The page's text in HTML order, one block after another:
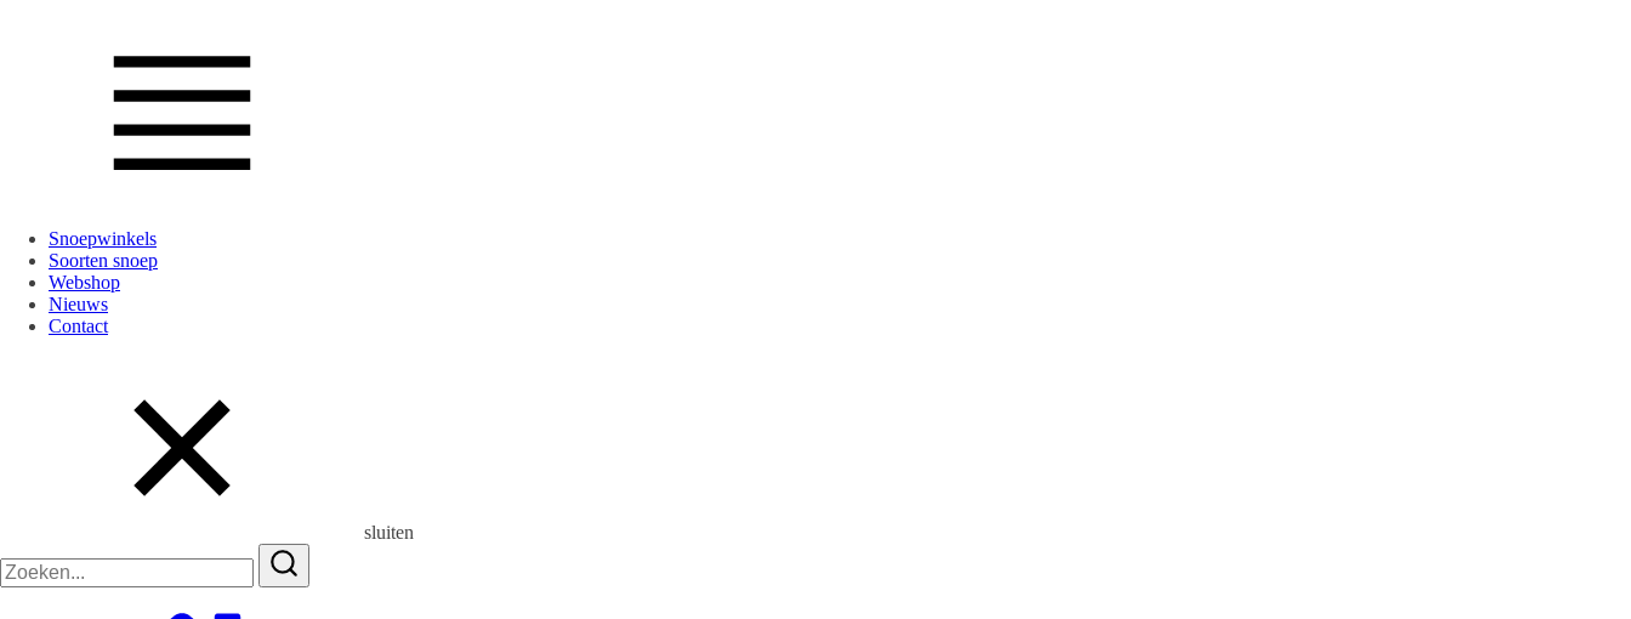
Snoepwinkels
Soorten snoep
Webshop
Nieuws
Contact
sluiten
naar: